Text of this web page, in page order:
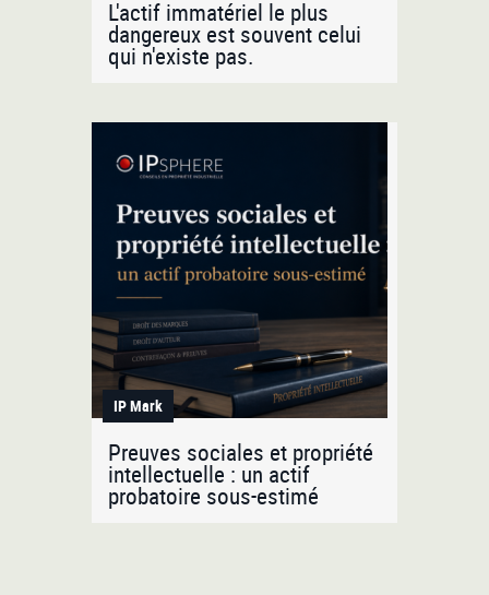
L'actif immatériel le plus
dangereux est souvent celui
qui n'existe pas.
IP Mark
Preuves sociales et propriété
intellectuelle : un actif
probatoire sous-estimé